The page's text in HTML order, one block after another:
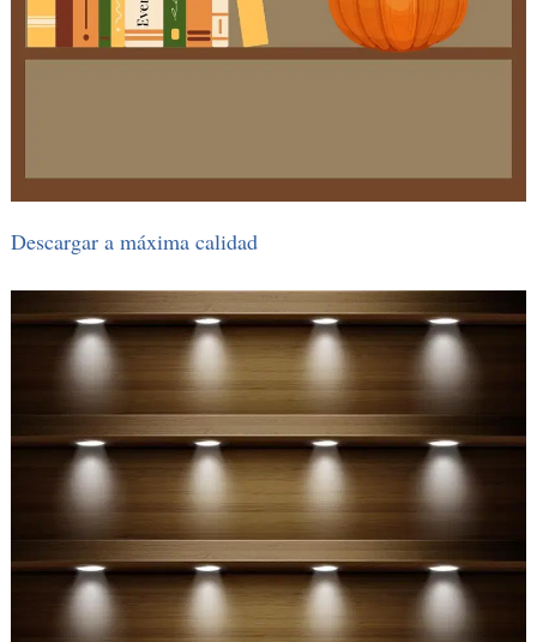
Descargar a máxima calidad